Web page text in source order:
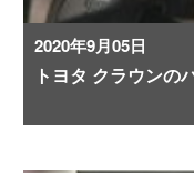
2020年9月05日
トヨタ クラウンの